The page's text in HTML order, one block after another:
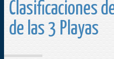
Clasificaciones
de las 3 Playas